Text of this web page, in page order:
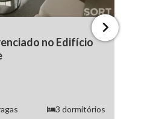
no Edifício
3 dormitórios